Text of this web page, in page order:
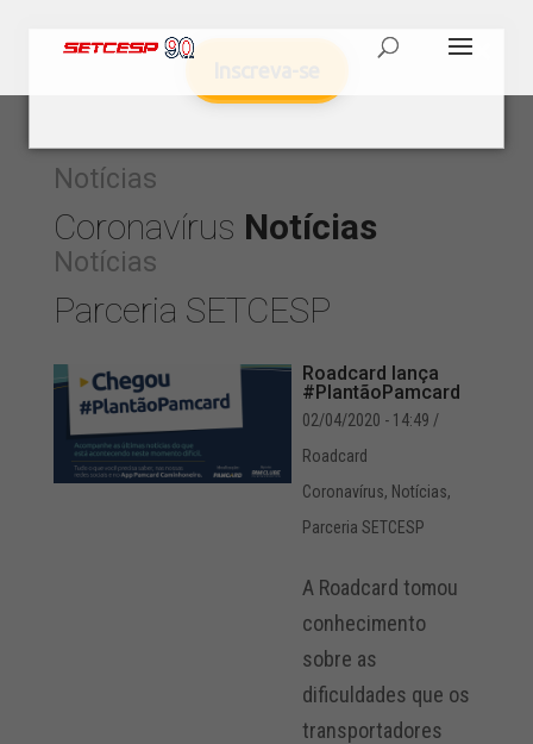
Notícias
Coronavírus Notícias
Notícias
Parceria SETCESP
Roadcard lança
#PlantãoPamcard
02/04/2020 - 14:49 /
Roadcard
Coronavírus, Notícias,
Parceria SETCESP
A Roadcard tomou
conhecimento
sobre as
dificuldades que os
transportadores